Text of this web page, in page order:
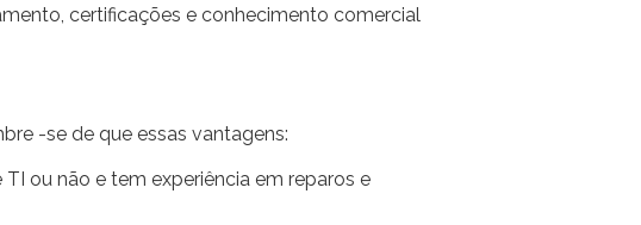
certificações e conhecimento comercial
-se de que essas vantagens:
ou não e tem experiência em reparos e